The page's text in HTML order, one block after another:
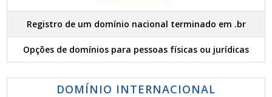
Registro de um domínio nacional terminado em .br
Opções de domínios para pessoas físicas ou jurídicas
DOMÍNIO INTERNACIONAL